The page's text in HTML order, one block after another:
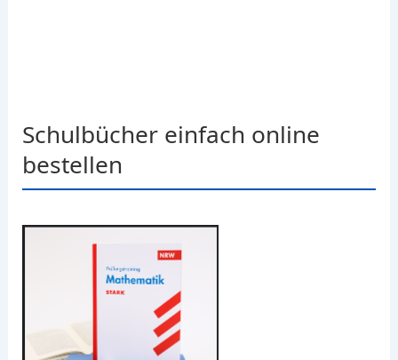
Schulbücher einfach online
bestellen